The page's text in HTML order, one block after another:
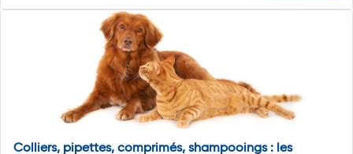
Colliers, pipettes, comprimés, shampooings : les